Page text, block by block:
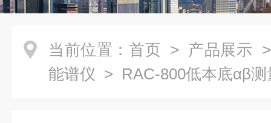
当前位置： 首页 > 产品展示
能谱仪 > RAC-800低本底αβ测